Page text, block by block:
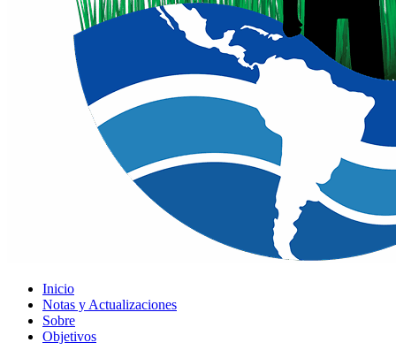
Inicio
Notas y Actualizaciones
Sobre
Objetivos